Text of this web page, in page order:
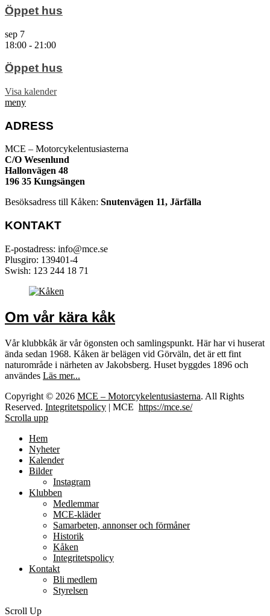
Öppet hus
sep 7
18:00 - 21:00
Öppet hus
Visa kalender
meny
ADRESS
MCE – Motorcykelentusiasterna
C/O Wesenlund
Hallonvägen 48
196 35 Kungsängen
Besöksadress till Kåken: Snutenvägen 11, Järfälla
KONTAKT
E-postadress: info@mce.se
Plusgiro: 139401-4
Swish: 123 244 18 71
Om vår kära kåk
Vår klubbkåk är vår ögonsten och samlingspunkt. Här har vi huserat
ända sedan 1968. Kåken är belägen vid Görväln, det är ett fint
naturområde i närheten av Jakobsberg. Huset byggdes 1896 och
användes Läs mer...
Copyright © 2026 MCE – Motorcykelentusiasterna. All Rights
Reserved. Integritetspolicy | MCE https://mce.se/
Scrolla upp
Hem
Nyheter
Kalender
Bilder
Instagram
Klubben
Medlemmar
MCE-kläder
Samarbeten, annonser och förmåner
Historik
Kåken
Integritetspolicy
Kontakt
Bli medlem
Styrelsen
Scroll Up